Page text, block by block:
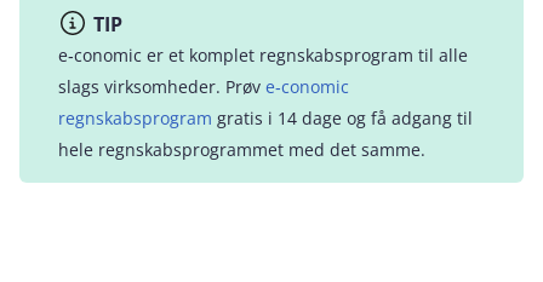
TIP
e‑conomic er et komplet regnskabsprogram til alle
slags virksomheder. Prøv e‑conomic
regnskabsprogram gratis i 14 dage og få adgang til
hele regnskabsprogrammet med det samme.